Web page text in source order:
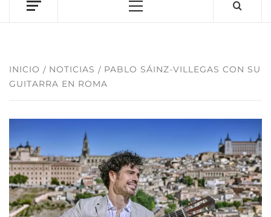
INICIO NOTICIAS
PABLO SÁINZ-VILLEGAS CON SU
GUITARRA EN ROMA